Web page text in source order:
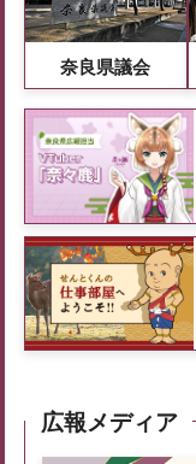
奈良県議会
広報メディア